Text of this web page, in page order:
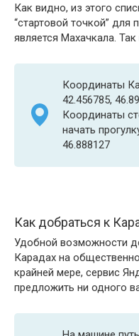
Как видно, из этого
“стартовой точкой” для
является Махачкала.
Координаты
42.456785,
Координаты
начать
46.888127
Как добраться к
Удобной возможности
Карадах на
крайней мере, сервис
предложить ни одного